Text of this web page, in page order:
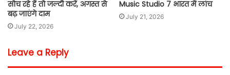
सोच रहे हैं तो जल्दी करें, अगस्त से
बढ़ जाएंगे दाम
July 22, 2026
Music Studio 7 भारत में लांच
July 21, 2026
Leave a Reply